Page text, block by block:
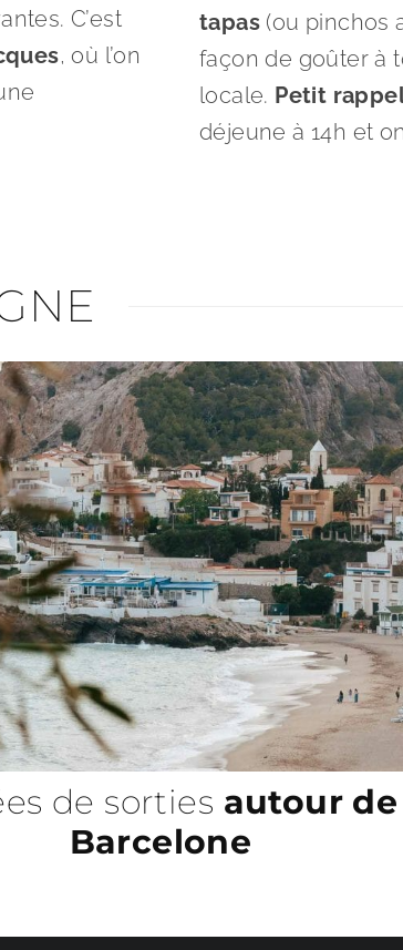
C’est
, où l’on
tapas (ou pinchos
façon de goûter à
locale. Petit
déjeune à 14h et
de sorties autour de
Barcelone